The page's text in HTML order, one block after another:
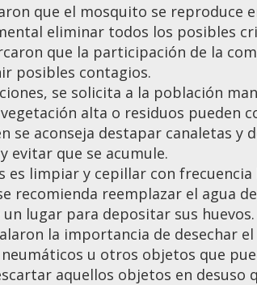
que el mosquito se reproduce
eliminar todos los posibles
que la participación de la
posibles contagios.
se solicita a la población
alta o residuos pueden
se aconseja destapar canaletas
evitar que se acumule.
limpiar y cepillar con
recomienda reemplazar el agua
lugar para depositar sus huevos.
la importancia de desechar
u otros objetos que
aquellos objetos en desuso